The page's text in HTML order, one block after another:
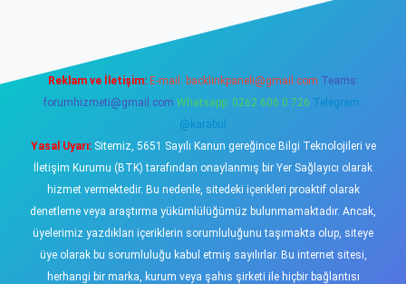
Reklam ve İletişim: E-mail: backlinkpaneli@gmail.com Teams:
forumhizmeti@gmail.com Whatsapp: 0262 606 0 726 Telegram:
@karabul
Yasal Uyarı:Sitemiz, 5651 Sayılı Kanun gereğince Bilgi Teknolojileri ve
İletişim Kurumu (BTK) tarafından onaylanmış bir Yer Sağlayıcı olarak
hizmet vermektedir. Bu nedenle, sitedeki içerikleri proaktif olarak
denetleme veya araştırma yükümlülüğümüz bulunmamaktadır. Ancak,
üyelerimiz yazdıkları içeriklerin sorumluluğunu taşımakta olup, siteye
üye olarak bu sorumluluğu kabul etmiş sayılırlar. Bu internet sitesi,
herhangi bir marka, kurum veya şahıs şirketi ile hiçbir bağlantısı